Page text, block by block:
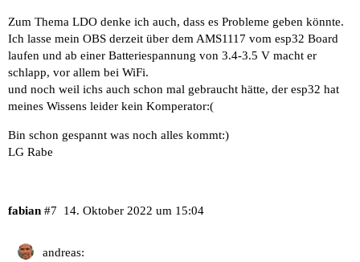
Zum Thema LDO denke ich auch, dass es Probleme geben könnte.
Ich lasse mein OBS derzeit über dem AMS1117 vom esp32 Board
laufen und ab einer Batteriespannung von 3.4-3.5 V macht er
schlapp, vor allem bei WiFi.
und noch weil ichs auch schon mal gebraucht hätte, der esp32 hat
meines Wissens leider kein Komperator:(
Bin schon gespannt was noch alles kommt:)
LG Rabe
fabian 14. Oktober 2022 um 15:04
#7
andreas: